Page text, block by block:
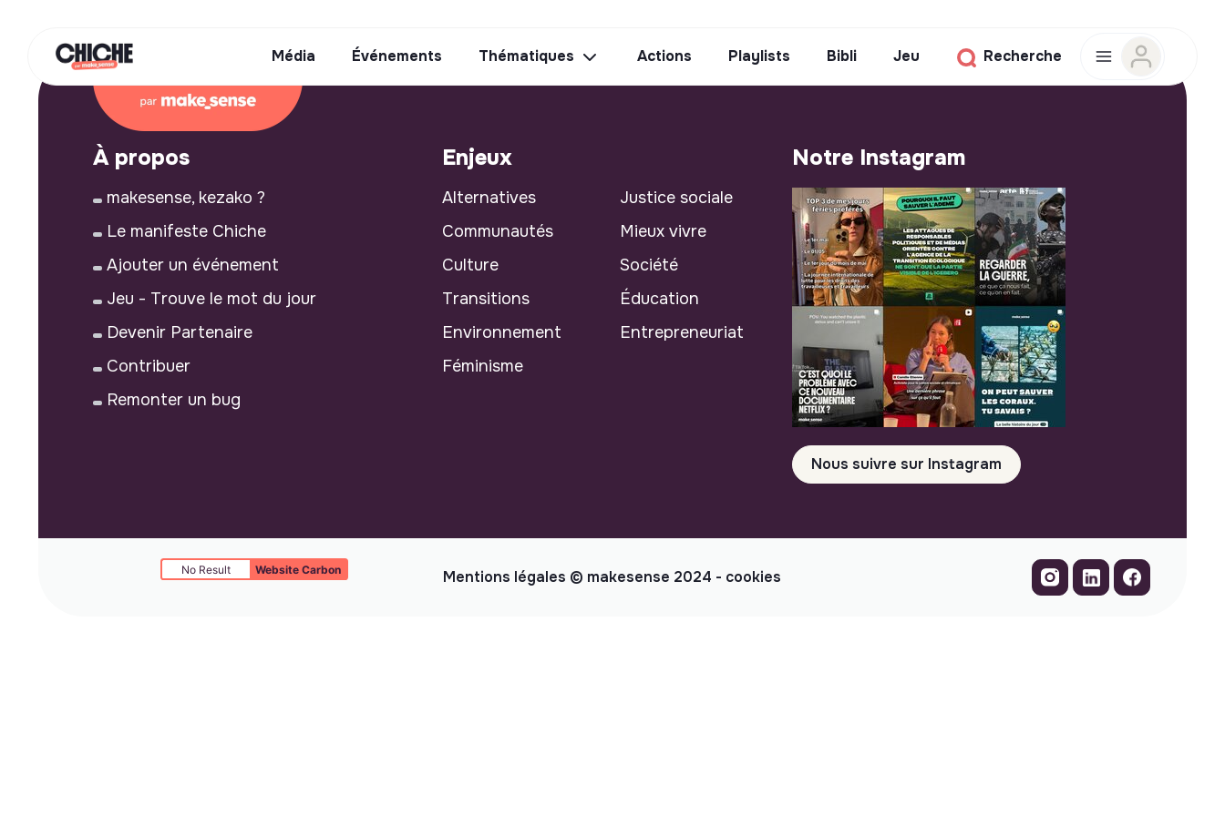
Média Événements Thématiques Actions Playlists Bibli Jeu Recherche
À propos
makesense, kezako ?
Le manifeste Chiche
Ajouter un événement
Jeu - Trouve le mot du jour
Devenir Partenaire
Contribuer
Remonter un bug
Enjeux
Alternatives
Communautés
Culture
Transitions
Environnement
Féminisme
Justice sociale
Mieux vivre
Société
Éducation
Entrepreneuriat
Notre Instagram
Nous suivre sur Instagram
No Result Website Carbon Mentions légales © makesense 2024 - cookies